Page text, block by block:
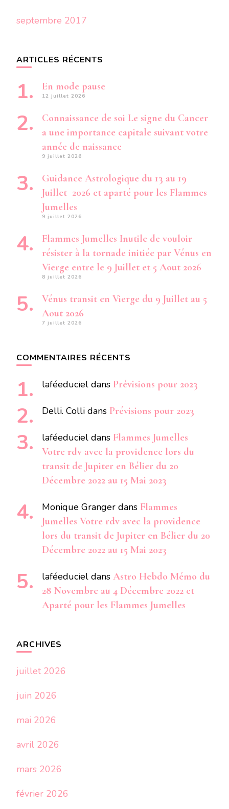
septembre 2017
ARTICLES RÉCENTS
En mode pause
12 juillet 2026
Connaissance de soi Le signe du Cancer
a une importance capitale suivant votre
année de naissance
9 juillet 2026
Guidance Astrologique du 13 au 19
Juillet 2026 et aparté pour les Flammes
Jumelles
9 juillet 2026
Flammes Jumelles Inutile de vouloir
résister à la tornade initiée par Vénus en
Vierge entre le 9 Juillet et 5 Aout 2026
8 juillet 2026
Vénus transit en Vierge du 9 Juillet au 5
Aout 2026
7 juillet 2026
COMMENTAIRES RÉCENTS
laféeduciel dans Prévisions pour 2023
Delli. Colli dans Prévisions pour 2023
laféeduciel dans Flammes Jumelles
Votre rdv avec la providence lors du
transit de Jupiter en Bélier du 20
Décembre 2022 au 15 Mai 2023
Monique Granger dans Flammes
Jumelles Votre rdv avec la providence
lors du transit de Jupiter en Bélier du 20
Décembre 2022 au 15 Mai 2023
laféeduciel dans Astro Hebdo Mémo du
28 Novembre au 4 Décembre 2022 et
Aparté pour les Flammes Jumelles
ARCHIVES
juillet 2026
juin 2026
mai 2026
avril 2026
mars 2026
février 2026